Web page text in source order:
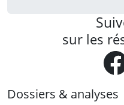
sur les
Dossiers & analyses